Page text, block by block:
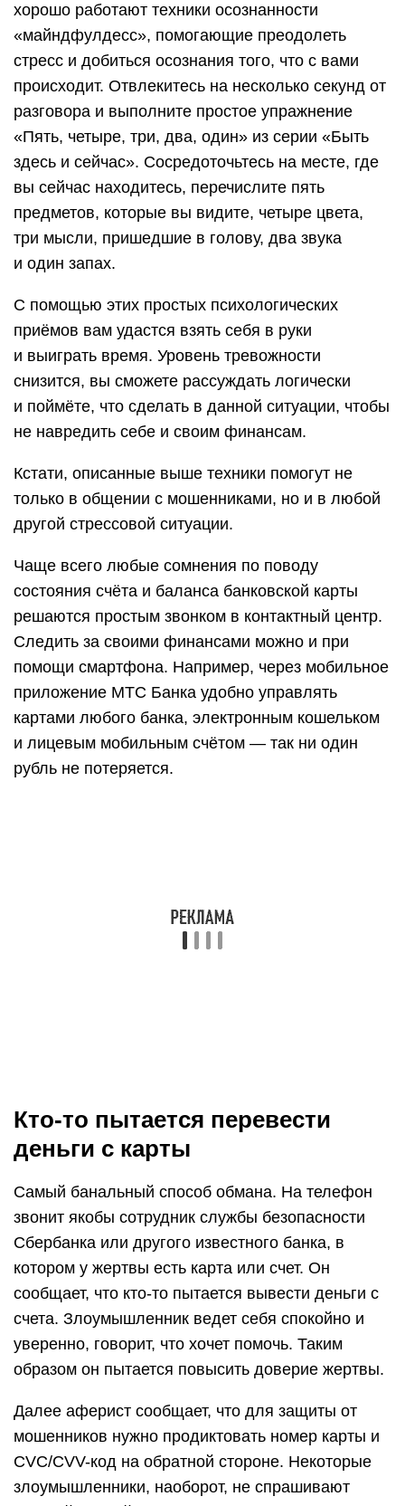
хорошо работают техники осознанности
«майндфулдесс», помогающие преодолеть
стресс и добиться осознания того, что с вами
происходит. Отвлекитесь на несколько секунд от
разговора и выполните простое упражнение
«Пять, четыре, три, два, один» из серии «Быть
здесь и сейчас». Сосредоточьтесь на месте, где
вы сейчас находитесь, перечислите пять
предметов, которые вы видите, четыре цвета,
три мысли, пришедшие в голову, два звука
и один запах.
С помощью этих простых психологических
приёмов вам удастся взять себя в руки
и выиграть время. Уровень тревожности
снизится, вы сможете рассуждать логически
и поймёте, что сделать в данной ситуации, чтобы
не навредить себе и своим финансам.
Кстати, описанные выше техники помогут не
только в общении с мошенниками, но и в любой
другой стрессовой ситуации.
Чаще всего любые сомнения по поводу
состояния счёта и баланса банковской карты
решаются простым звонком в контактный центр.
Следить за своими финансами можно и при
помощи смартфона. Например, через мобильное
приложение МТС Банка удобно управлять
картами любого банка, электронным кошельком
и лицевым мобильным счётом — так ни один
рубль не потеряется.
Кто-то пытается перевести
деньги с карты
Самый банальный способ обмана. На телефон
звонит якобы сотрудник службы безопасности
Сбербанка или другого известного банка, в
котором у жертвы есть карта или счет. Он
сообщает, что кто-то пытается вывести деньги с
счета. Злоумышленник ведет себя спокойно и
уверенно, говорит, что хочет помочь. Таким
образом он пытается повысить доверие жертвы.
Далее аферист сообщает, что для защиты от
мошенников нужно продиктовать номер карты и
CVC/CVV-код на обратной стороне. Некоторые
злоумышленники, наоборот, не спрашивают